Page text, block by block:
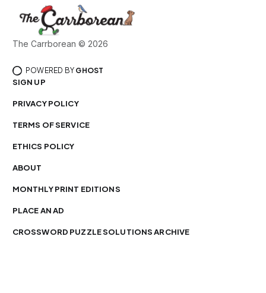
The Carrborean © 2026
POWERED BY GHOST
SIGN UP
PRIVACY POLICY
TERMS OF SERVICE
ETHICS POLICY
ABOUT
MONTHLY PRINT EDITIONS
PLACE AN AD
CROSSWORD PUZZLE SOLUTIONS ARCHIVE